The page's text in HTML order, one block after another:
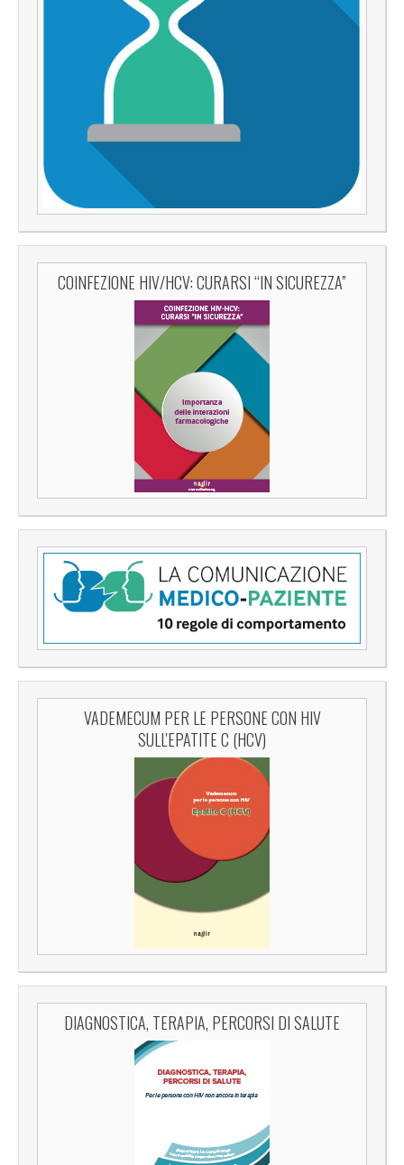
COINFEZIONE HIV/HCV: CURARSI “IN SICUREZZA”
VADEMECUM PER LE PERSONE CON HIV
SULL'EPATITE C (HCV)
DIAGNOSTICA, TERAPIA, PERCORSI DI SALUTE